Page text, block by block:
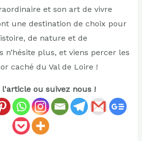
et son art de vivre
une destination de choix pour
de nature et de
n’hésite plus, et viens percer les
caché du Val de Loire !
l'article ou suivez nous !